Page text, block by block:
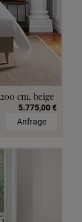
cm, beige
5.775,00 €
Anfrage